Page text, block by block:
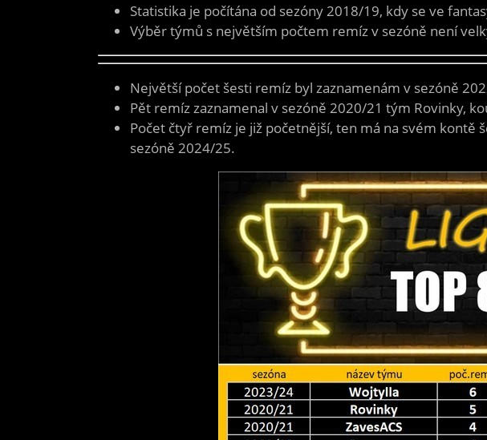
Statistika je počítána od sezóny 2018/19, kdy se ve
Výběr týmů s největším počtem remíz v sezóně není
Největší počet šesti remíz byl zaznamenám v sezóně
Pět remíz zaznamenal v sezóně 2020/21 tým Rovinky,
Počet čtyř remíz je již početnější, ten má na svém kontě
sezóně 2024/25.